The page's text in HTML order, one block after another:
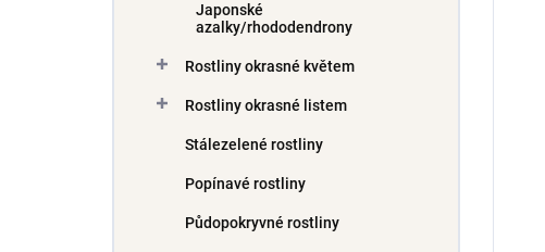
Japonské
azalky/rhododendrony
Rostliny okrasné květem
Rostliny okrasné listem
Stálezelené rostliny
Popínavé rostliny
Půdopokryvné rostliny